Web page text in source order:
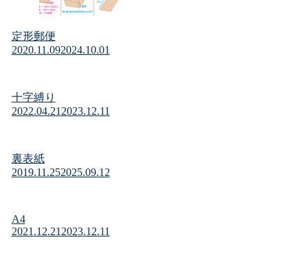
定形郵便
2020.11.092024.10.01
十字縛り
2022.04.212023.12.11
裏表紙
2019.11.252025.09.12
A4
2021.12.212023.12.11